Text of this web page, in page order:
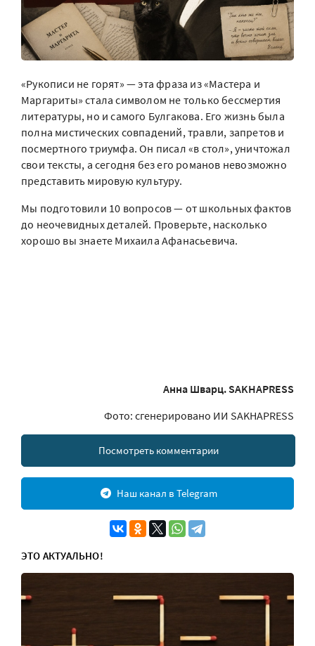
«Рукописи не горят» — эта фраза из «Мастера и
Маргариты» стала символом не только бессмертия
литературы, но и самого Булгакова. Его жизнь была
полна мистических совпадений, травли, запретов и
посмертного триумфа. Он писал «в стол», уничтожал
свои тексты, а сегодня без его романов невозможно
представить мировую культуру.
Мы подготовили 10 вопросов — от школьных фактов
до неочевидных деталей. Проверьте, насколько
хорошо вы знаете Михаила Афанасьевича.
Анна Шварц. SAKHAPRESS
Фото: сгенерировано ИИ SAKHAPRESS
Посмотреть комментарии
Наш канал в Telegram
ЭТО АКТУАЛЬНО!